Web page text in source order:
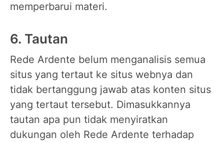
memperbarui materi.
6. Tautan
Rede Ardente belum menganalisis semua
situs yang tertaut ke situs webnya dan
tidak bertanggung jawab atas konten situs
yang tertaut tersebut. Dimasukkannya
tautan apa pun tidak menyiratkan
dukungan oleh Rede Ardente terhadap